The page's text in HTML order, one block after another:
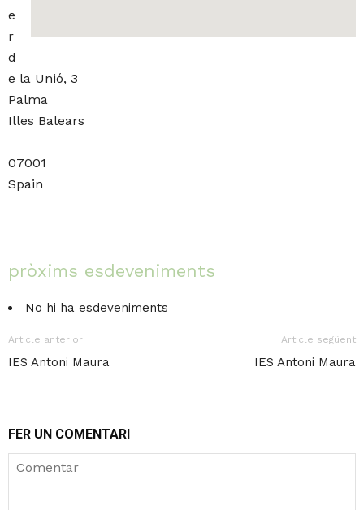
e
r
d
e la Unió, 3
Palma
Illes Balears
07001
Spain
pròxims esdeveniments
No hi ha esdeveniments
Article anterior
IES Antoni Maura
Article següent
IES Antoni Maura
FER UN COMENTARI